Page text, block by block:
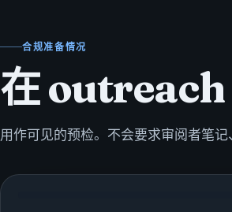
合规准备情况
在 outreach
用作可见的预检。不会要求审阅者笔记